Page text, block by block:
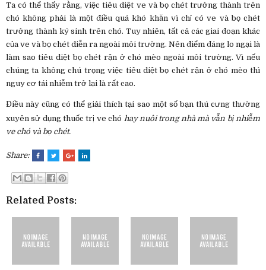
Ta có thể thấy rằng, việc tiêu diệt ve và bọ chét trưởng thành trên
chó không phải là một điều quá khó khăn vì chỉ có ve và bọ chét
trưởng thành ký sinh trên chó. Tuy nhiên, tất cả các giai đoạn khác
của ve và bọ chét diễn ra ngoài môi trường. Nên điểm đáng lo ngại là
làm sao tiêu diệt bọ chét rận ở chó mèo ngoài môi trường. Vì nếu
chúng ta không chú trọng việc tiêu diệt bọ chét rận ở chó mèo thì
nguy cơ tái nhiễm trở lại là rất cao.
Điều này cũng có thể giải thích tại sao một số bạn thú cưng thường
xuyên sử dụng thuốc trị ve chó hay nuôi trong nhà mà vẫn bị nhiễm
ve chó và bọ chét.
Share:
Related Posts: